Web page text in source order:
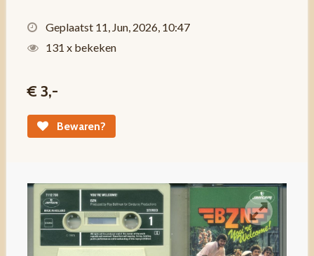
Geplaatst 11, Jun, 2026, 10:47
131 x bekeken
€ 3,-
Bewaren?